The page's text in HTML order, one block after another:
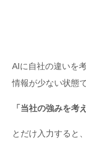
AIに自社の違いを
情報が少ない状態で
「当社の強みを考
とだけ入力すると